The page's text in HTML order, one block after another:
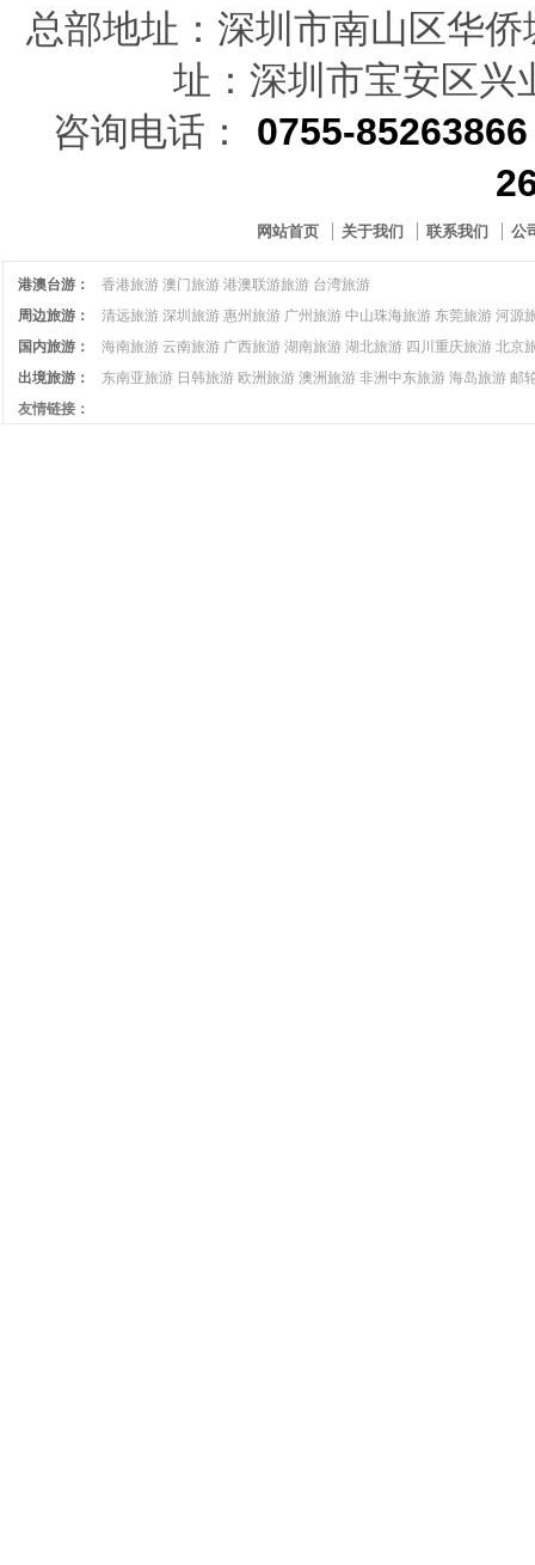
总部地址：深圳市南山区华
址：深圳市宝安区兴
咨询电话： 0755-
网站首页 关于我们 联系我们 公
港澳台游： 香港旅游 澳门旅游 港澳联游旅游 台湾旅游
周边旅游：
清远旅游 深圳旅游 惠州旅游 广州旅游 中山珠海旅游 东莞旅游 河源
国内旅游：
海南旅游 云南旅游 广西旅游 湖南旅游 湖北旅游 四川重庆旅游 北京
出境旅游：
东南亚旅游 日韩旅游 欧洲旅游 澳洲旅游 非洲中东旅游 海岛旅游 邮
友情链接：